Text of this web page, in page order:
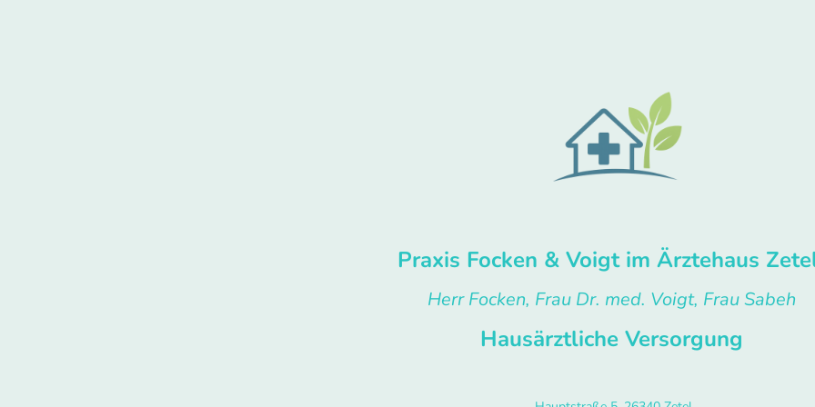
Praxis Focken & Voigt im Ärztehaus
Herr Focken, Frau Dr. med. Voigt, Frau Sabeh
Hausärztliche Versorgung